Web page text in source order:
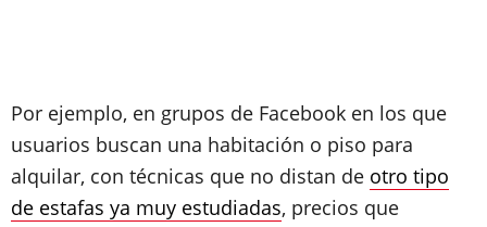
Por ejemplo, en grupos de Facebook en los que
usuarios buscan una habitación o piso para
alquilar, con técnicas que no distan de otro tipo
de estafas ya muy estudiadas, precios que